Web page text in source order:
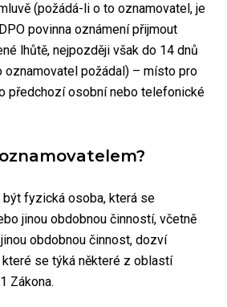
(požádá-li o to oznamovatel, je
povinna oznámení přijmout
lhůtě, nejpozději však do 14 dnů
oznamovatel požádal) – místo pro
předchozí osobní nebo telefonické
fyzická osoba, která se
jinou obdobnou činností, včetně
obdobnou činnost, dozví
se týká některé z oblastí
Zákona.